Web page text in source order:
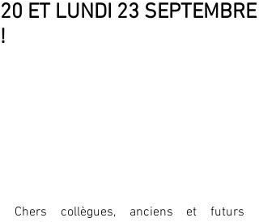
20 ET LUNDI 23 SEPTEMBRE
!
Chers collègues, anciens et futurs